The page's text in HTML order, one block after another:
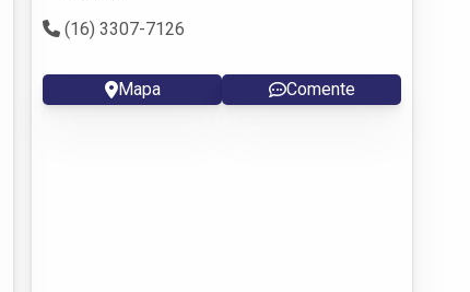
(16) 3307-7126
Mapa Comente